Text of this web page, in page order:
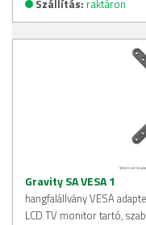
Szállítás: raktáron
Gravity SA VESA 1
hangfalállvány VESA
LCD TV monitor tartó,